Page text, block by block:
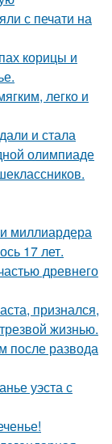
с печати на
корицы и
легко и
и стала
олимпиаде
миллиардера
17 лет.
древнего
признался,
жизнью.
после развода
уэста с